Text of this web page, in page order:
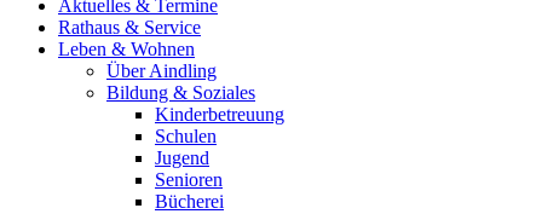
Aktuelles & Termine
Rathaus & Service
Leben & Wohnen
Über Aindling
Bildung & Soziales
Kinderbetreuung
Schulen
Jugend
Senioren
Bücherei